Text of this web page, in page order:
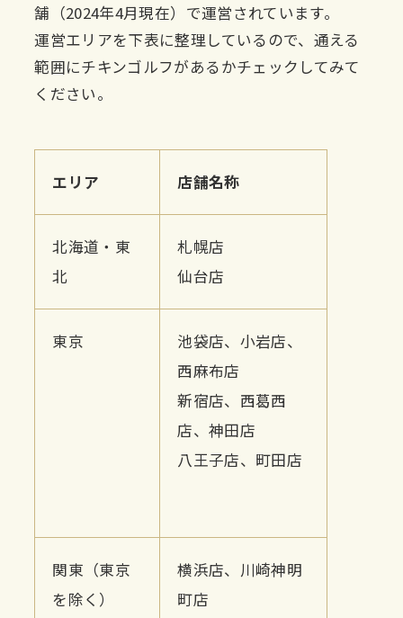
舗（2024年4月現在）で運営されています。
運営エリアを下表に整理しているので、通える
範囲にチキンゴルフがあるかチェックしてみて
ください。
エリア 店舗名称
北海道・東
北
札幌店
仙台店
東京 池袋店、 小岩店、
西麻布店
新宿店、 西葛西
店、神田店
八王子店、 町田店
関東（東京
を除く）
横浜店、 川崎神明
町店